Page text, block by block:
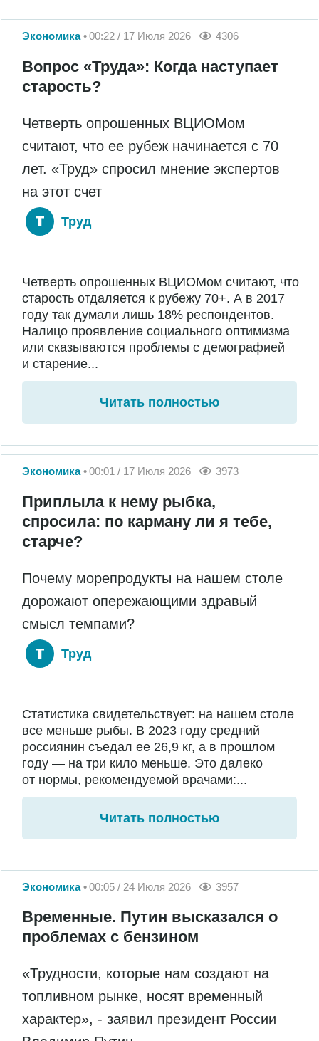
Экономика 00:22 / 17 Июля 2026 4306
Вопрос «Труда»: Когда наступает
старость?
Четверть опрошенных ВЦИОМом
считают, что ее рубеж начинается с 70
лет. «Труд» спросил мнение экспертов
на этот счет
Труд
Четверть опрошенных ВЦИОМом считают, что
старость отдаляется к рубежу 70+. А в 2017
году так думали лишь 18% респондентов.
Налицо проявление социального оптимизма
или сказываются проблемы с демографией
и старение...
Читать полностью
Экономика 00:01 / 17 Июля 2026 3973
Приплыла к нему рыбка,
спросила: по карману ли я тебе,
старче?
Почему морепродукты на нашем столе
дорожают опережающими здравый
смысл темпами?
Труд
Статистика свидетельствует: на нашем столе
все меньше рыбы. В 2023 году средний
россиянин съедал ее 26,9 кг, а в прошлом
году — на три кило меньше. Это далеко
от нормы, рекомендуемой врачами:...
Читать полностью
Экономика 00:05 / 24 Июля 2026 3957
Временные. Путин высказался о
проблемах с бензином
«Трудности, которые нам создают на
топливном рынке, носят временный
характер», - заявил президент России